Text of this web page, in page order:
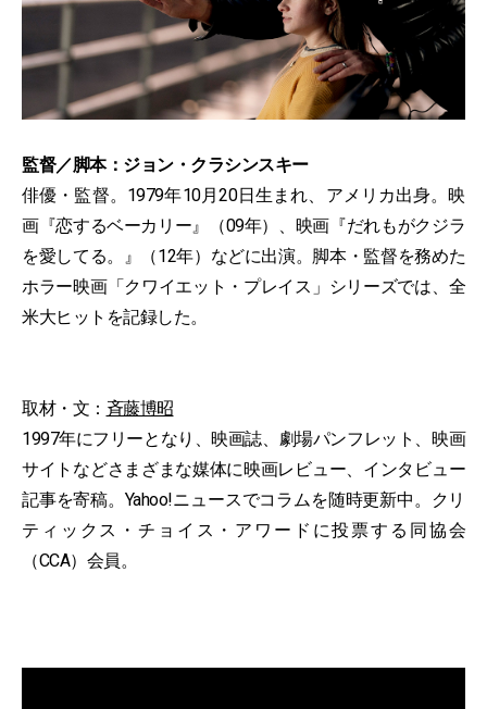
監督／脚本：ジョン・クラシンスキー
俳優・監督。1979年10月20日生まれ、アメリカ出身。映
画『恋するベーカリー』（09年）、映画『だれもがクジラ
を愛してる。』（12年）などに出演。脚本・監督を務めた
ホラー映画「クワイエット・プレイス」シリーズでは、全
米大ヒットを記録した。
取材・文： 斉藤博昭
1997年にフリーとなり、映画誌、劇場パンフレット、映画
サイトなどさまざまな媒体に映画レビュー、インタビュー
記事を寄稿。Yahoo!ニュースでコラムを随時更新中。クリ
ティックス・チョイス・アワードに投票する同協会
（CCA）会員。